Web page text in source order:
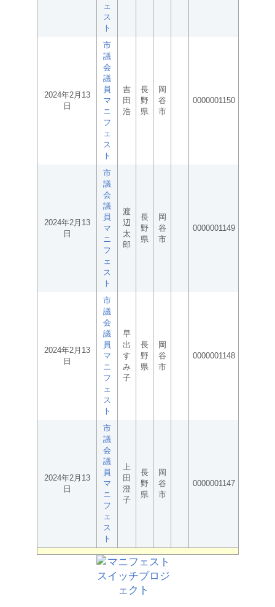
ェ
ス
ト
2024年2月13
日
市
議
会
議
員
マ
ニ
フ
ェ
ス
ト
吉
田
浩
長
野
県
岡
谷
市
0000001150
2024年2月13
日
市
議
会
議
員
マ
ニ
フ
ェ
ス
ト
渡
辺
太
郎
長
野
県
岡
谷
市
0000001149
2024年2月13
日
市
議
会
議
員
マ
ニ
フ
ェ
ス
ト
早
出
す
み
子
長
野
県
岡
谷
市
0000001148
2024年2月13
日
市
議
会
議
員
マ
ニ
フ
ェ
ス
ト
上
田
澄
子
長
野
県
岡
谷
市
0000001147